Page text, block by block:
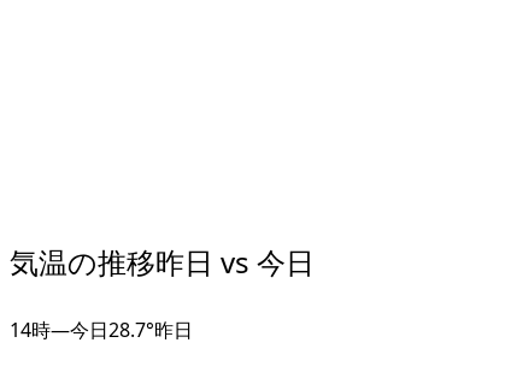
気温の推移昨日 vs 今日
14時—今日28.7°昨日